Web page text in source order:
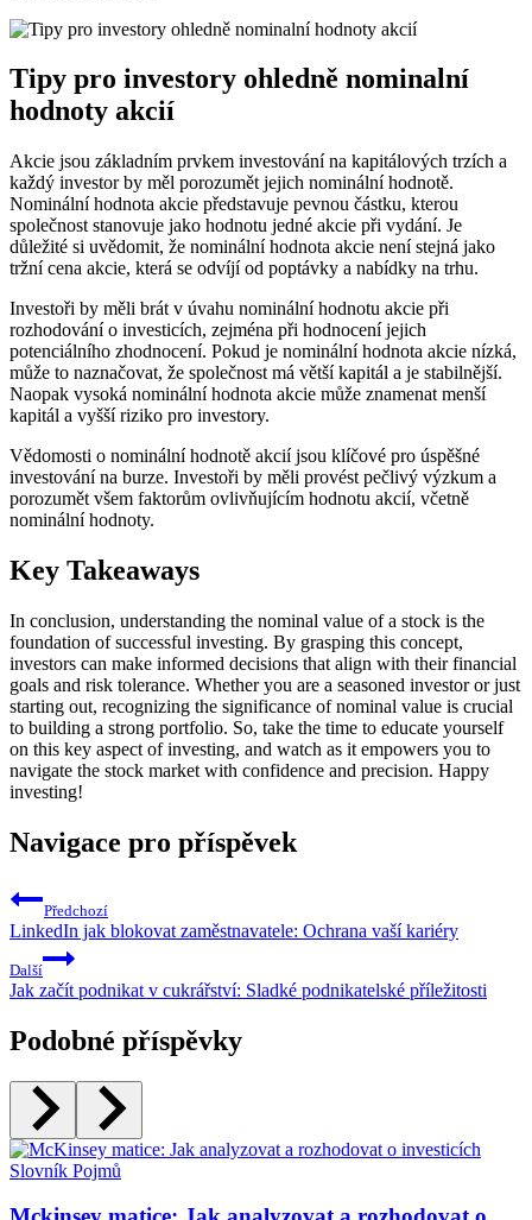
Tipy pro investory ohledně nominalní
hodnoty akcií
Akcie jsou základním prvkem investování na kapitálových trzích a
každý investor by měl porozumět jejich nominální hodnotě.
Nominální hodnota akcie představuje pevnou částku, kterou
společnost stanovuje jako hodnotu jedné akcie při vydání. Je
důležité si uvědomit, že nominální hodnota akcie není stejná jako
tržní cena akcie, která se odvíjí od poptávky a nabídky na trhu.
Investoři by měli brát v úvahu nominální hodnotu akcie při
rozhodování o investicích, zejména při hodnocení jejich
potenciálního zhodnocení. Pokud je nominální hodnota akcie nízká,
může to naznačovat, že společnost má větší kapitál a je stabilnější.
Naopak vysoká nominální hodnota akcie může znamenat menší
kapitál a vyšší riziko pro investory.
Vědomosti o nominální hodnotě akcií jsou klíčové pro úspěšné
investování na burze. Investoři by měli provést pečlivý výzkum a
porozumět všem faktorům ovlivňujícím hodnotu akcií, včetně
nominální hodnoty.
Key Takeaways
In conclusion, understanding the nominal value of a stock is the
foundation of successful investing. By grasping this concept,
investors can make informed decisions that align with their financial
goals and risk tolerance. Whether you are a seasoned investor or just
starting out, recognizing the significance of nominal value is crucial
to building a strong portfolio. So, take the time to educate yourself
on this key aspect of investing, and watch as it empowers you to
navigate the stock market with confidence and precision. Happy
investing!
Navigace pro příspěvek
Předchozí
LinkedIn jak blokovat zaměstnavatele: Ochrana vaší kariéry
Další
Jak začít podnikat v cukrářství: Sladké podnikatelské příležitosti
Podobné příspěvky
Slovník Pojmů